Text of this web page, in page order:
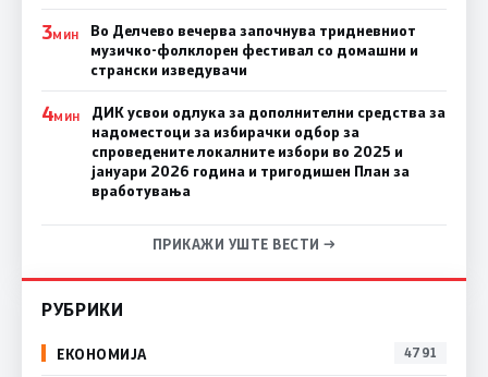
3МИН
Во Делчево вечерва започнува тридневниот
музичко-фолклорен фестивал со домашни и
странски изведувачи
4МИН
ДИК усвои одлука за дополнителни средства за
надоместоци за избирачки одбор за
спроведените локалните избори во 2025 и
јануари 2026 година и тригодишен План за
вработувања
ПРИКАЖИ УШТЕ ВЕСТИ →
РУБРИКИ
ЕКОНОМИЈА 4791